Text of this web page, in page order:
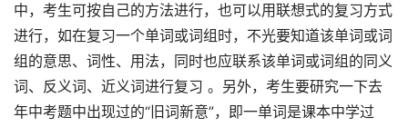
中，考生可按自己的方法进行，也可以用联想式的复习方式
进行，如在复习一个单词或词组时，不光要知道该单词或词
组的意思、词性、用法，同时也应联系该单词或词组的同义
词、反义词、近义词进行复习 。另外，考生要研究一下去
年中考题中出现过的“旧词新意”，即一单词是课本中学过